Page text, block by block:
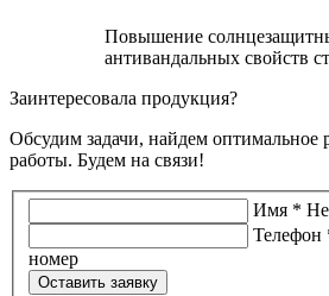
Повышение
антивандальных свойств
Заинтересовала продукция?
Обсудим задачи, найдем оптимальное
работы. Будем на связи!
Имя *
Телефон
номер
Оставить заявку